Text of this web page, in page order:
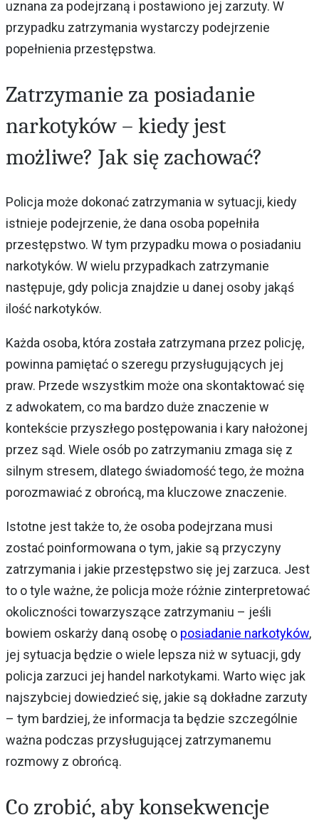
uznana za podejrzaną i postawiono jej zarzuty. W
przypadku zatrzymania wystarczy podejrzenie
popełnienia przestępstwa.
Zatrzymanie za posiadanie
narkotyków – kiedy jest
możliwe? Jak się zachować?
Policja może dokonać zatrzymania w sytuacji, kiedy
istnieje podejrzenie, że dana osoba popełniła
przestępstwo. W tym przypadku mowa o posiadaniu
narkotyków. W wielu przypadkach zatrzymanie
następuje, gdy policja znajdzie u danej osoby jakąś
ilość narkotyków.
Każda osoba, która została zatrzymana przez policję,
powinna pamiętać o szeregu przysługujących jej
praw. Przede wszystkim może ona skontaktować się
z adwokatem, co ma bardzo duże znaczenie w
kontekście przyszłego postępowania i kary nałożonej
przez sąd. Wiele osób po zatrzymaniu zmaga się z
silnym stresem, dlatego świadomość tego, że można
porozmawiać z obrońcą, ma kluczowe znaczenie.
Istotne jest także to, że osoba podejrzana musi
zostać poinformowana o tym, jakie są przyczyny
zatrzymania i jakie przestępstwo się jej zarzuca. Jest
to o tyle ważne, że policja może różnie zinterpretować
okoliczności towarzyszące zatrzymaniu – jeśli
bowiem oskarży daną osobę o posiadanie narkotyków,
jej sytuacja będzie o wiele lepsza niż w sytuacji, gdy
policja zarzuci jej handel narkotykami. Warto więc jak
najszybciej dowiedzieć się, jakie są dokładne zarzuty
– tym bardziej, że informacja ta będzie szczególnie
ważna podczas przysługującej zatrzymanemu
rozmowy z obrońcą.
Co zrobić, aby konsekwencje